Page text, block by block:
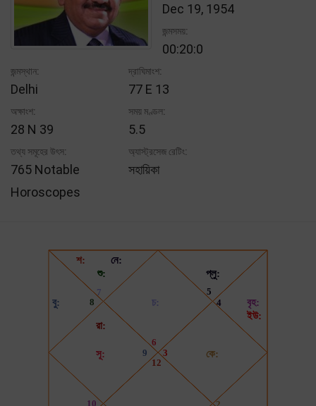
Dec 19, 1954
জন্মসময়:
00:20:0
জন্মস্থান:
Delhi
দ্রাঘিমাংশ:
77 E 13
অক্ষাংশ:
28 N 39
সময় মণ্ডল:
5.5
তথ্য সমূহের উৎস:
765 Notable
Horoscopes
অ্যাস্ট্রসেজ রেটিং:
সহায়িকা